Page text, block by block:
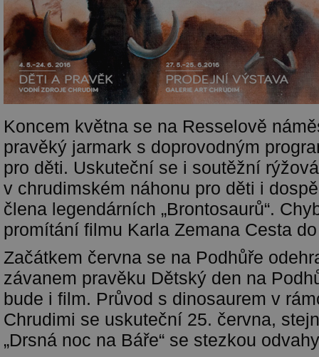
Koncem května se na Resselově
pravěký jarmark s doprovodným
pro děti. Uskuteční se i soutěžní
v chrudimském náhonu pro děti i
člena legendárních „Brontosaurů“.
promítání filmu Karla Zemana Cesta
Začátkem června se na Podhůře
závanem pravěku Dětský den na
bude i film. Průvod s dinosaurem v
Chrudimi se uskuteční 25. června,
„Drsná noc na Báře“ se stezkou